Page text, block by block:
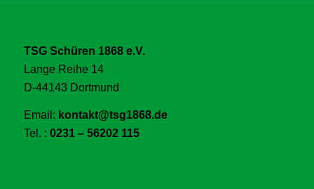
TSG Schüren 1868 e.V.
Lange Reihe 14
D-44143 Dortmund
Email: kontakt@tsg1868.de
Tel. : 0231 – 56202 115